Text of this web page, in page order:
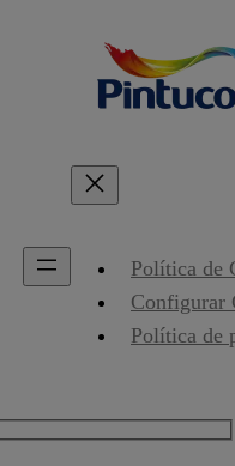
Política de
Configurar
Política de